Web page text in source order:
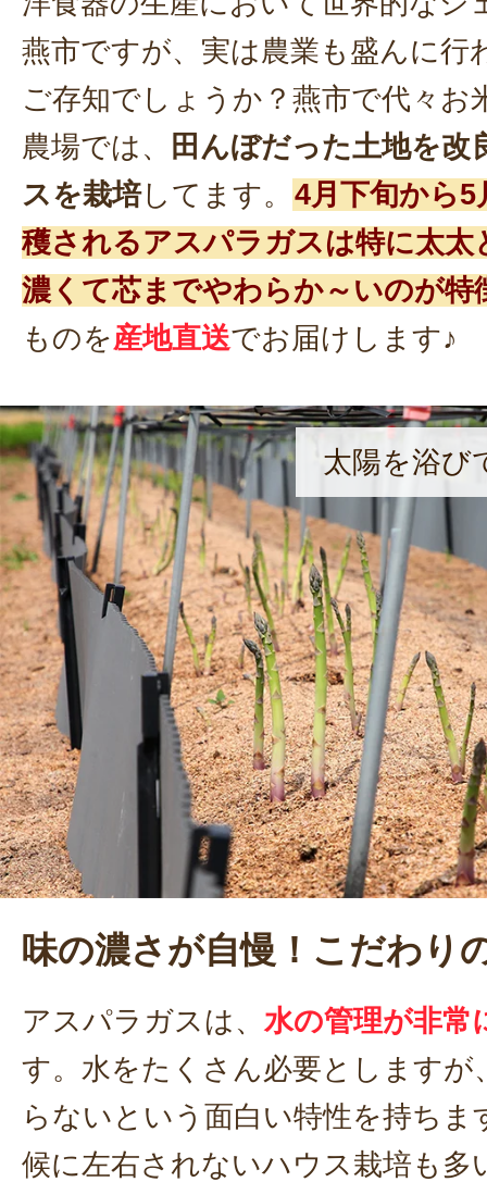
燕市ですが、実は農業も盛んに行
ご存知でしょうか？燕市で代々お
農場では、
田んぼだった土地を改
スを栽培してます。 4月下旬から5
穫されるアスパラガスは特に太太
濃くて芯までやわらか～いのが特
ものを産地直送でお届けします♪
太陽を浴び
味の濃さが自慢！こだわり
アスパラガスは、 水の管理が非常
す。水をたくさん必要としますが
らないという面白い特性を持ちま
候に左右されないハウス栽培も多